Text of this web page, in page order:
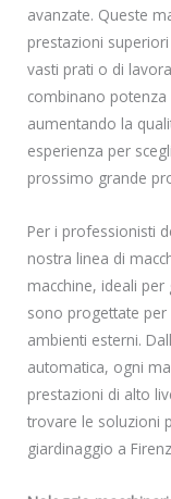
avanzate. Queste
prestazioni
vasti prati o di
combinano
aumentando la
esperienza per
prossimo grande
Per i professionisti
nostra linea di
macchine, ideali
sono progettate per
ambienti esterni.
automatica, ogni
prestazioni di alto
trovare le soluzioni
giardinaggio a